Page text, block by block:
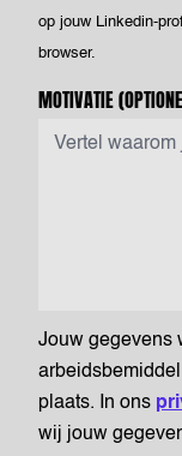
op jouw Linkedin-
browser.
MOTIVATIE
Jouw gegevens
plaats. In ons
wij jouw